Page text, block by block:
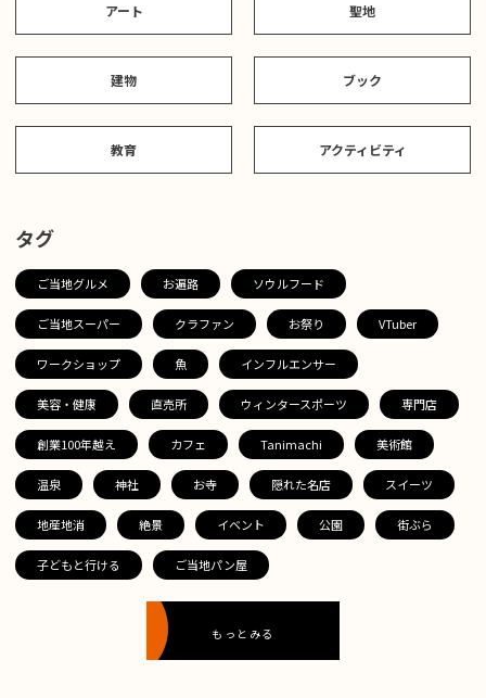
アート 聖地
建物 ブック
教育 アクティビティ
タグ
ご当地グルメ お遍路 ソウルフード
ご当地スーパー クラファン お祭り VTuber
ワークショップ 魚 インフルエンサー
美容・健康 直売所 ウィンタースポーツ 専門店
創業100年越え カフェ Tanimachi 美術館
温泉 神社 お寺 隠れた名店 スイーツ
地産地消 絶景 イベント 公園 街ぶら
子どもと行ける ご当地パン屋
もっとみる